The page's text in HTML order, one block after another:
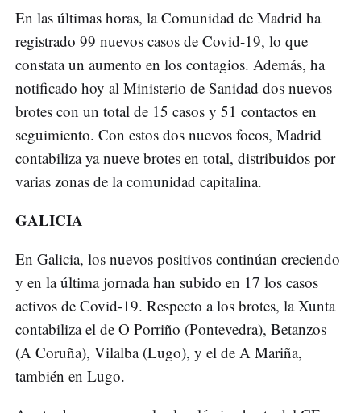
En las últimas horas, la Comunidad de Madrid ha
registrado 99 nuevos casos de Covid-19, lo que
constata un aumento en los contagios. Además, ha
notificado hoy al Ministerio de Sanidad dos nuevos
brotes con un total de 15 casos y 51 contactos en
seguimiento. Con estos dos nuevos focos, Madrid
contabiliza ya nueve brotes en total, distribuidos por
varias zonas de la comunidad capitalina.
GALICIA
En Galicia, los nuevos positivos continúan creciendo
y en la última jornada han subido en 17 los casos
activos de Covid-19. Respecto a los brotes, la Xunta
contabiliza el de O Porriño (Pontevedra), Betanzos
(A Coruña), Vilalba (Lugo), y el de A Mariña,
también en Lugo.